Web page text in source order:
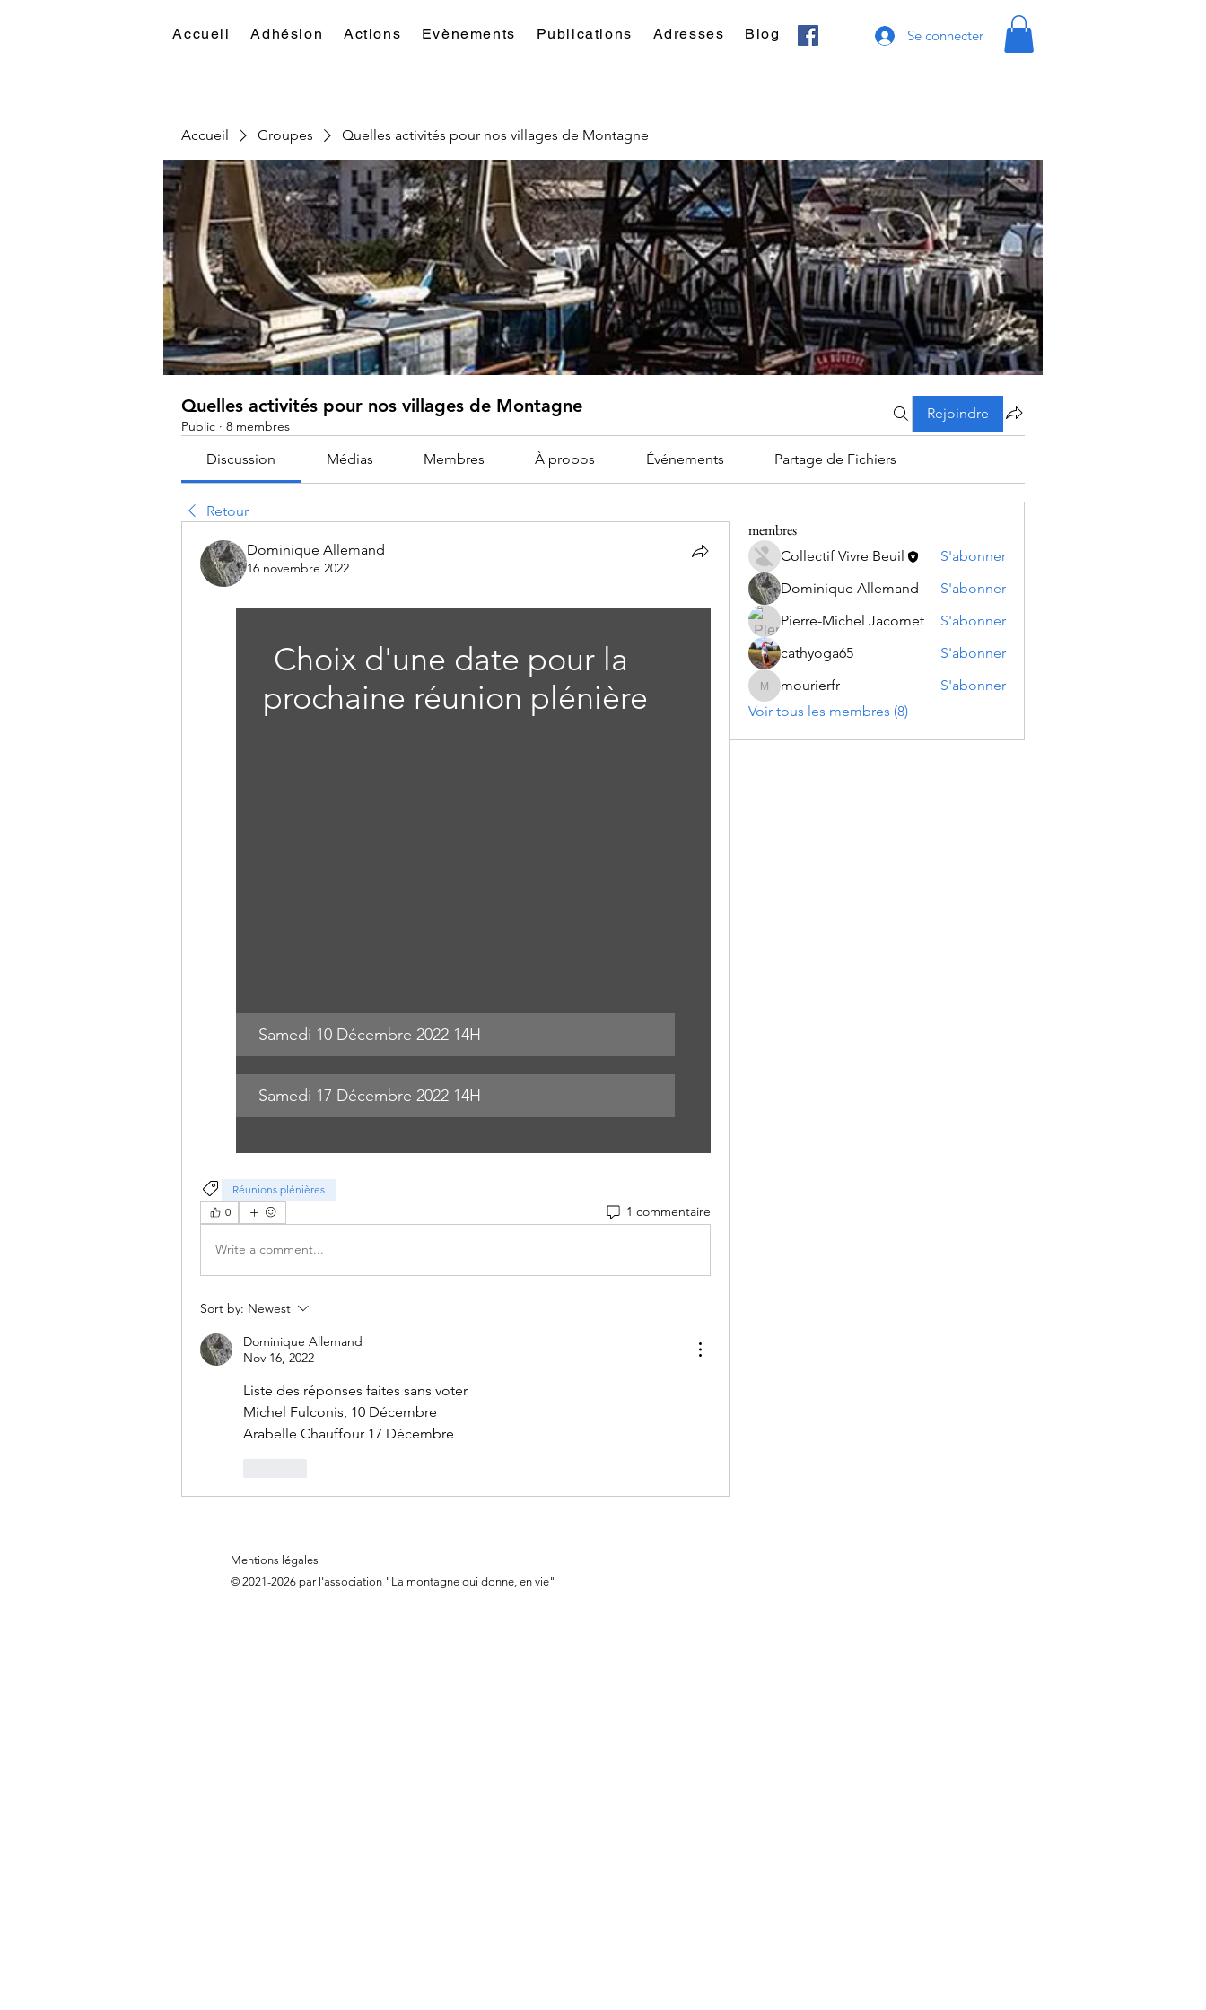
Accueil Adhésion Actions Evènements Publications Adresses Blog Se connecter
Accueil Groupes Quelles activités pour nos villages de Montagne
Quelles activités pour nos villages de Montagne
Public · 8 membres
Rejoindre
Discussion Médias Membres À propos Événements Partage de Fichiers
Retour
Dominique Allemand
16 novembre 2022
Choix d'une date pour la
prochaine réunion plénière
Samedi 10 Décembre 2022 14H
Samedi 17 Décembre 2022 14H
Réunions plénières
0
1 commentaire
Write a comment...
Sort by: Newest
Dominique Allemand
Nov 16, 2022
Liste des réponses faites sans voter
Michel Fulconis, 10 Décembre
Arabelle Chauffour 17 Décembre
membres
Collectif Vivre Beuil
S'abonner
Dominique Allemand
S'abonner
Pierre-Michel Jacomet
S'abonner
cathyoga65
S'abonner
mourierfr
mourierfr
S'abonner
Voir tous les membres (8)
Mentions légales
© 2021-2026 par l'association "La montagne qui donne, en vie"